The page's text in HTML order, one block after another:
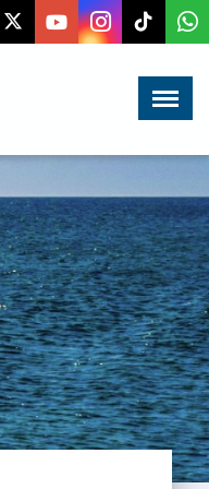
×
ED EDITORIA